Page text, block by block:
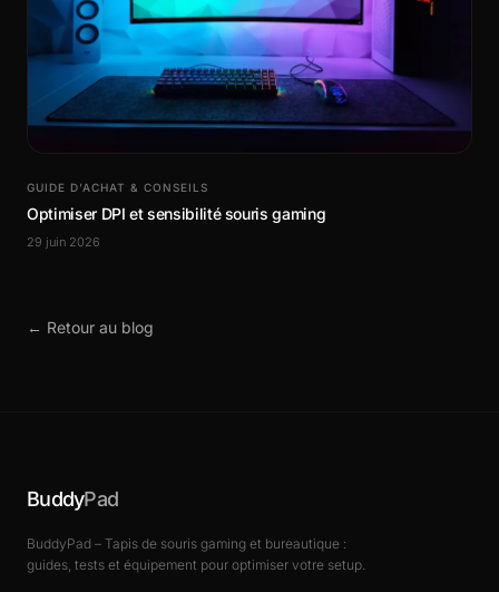
GUIDE D’ACHAT & CONSEILS
Optimiser DPI et sensibilité souris gaming
29 juin 2026
← Retour au blog
BuddyPad
BuddyPad – Tapis de souris gaming et bureautique :
guides, tests et équipement pour optimiser votre setup.